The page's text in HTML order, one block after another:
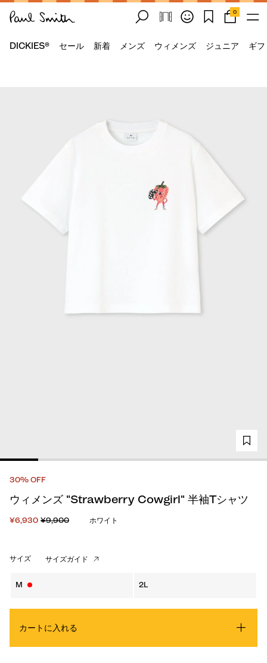
0
DICKIES® セール 新着 メンズ ウィメンズ ジュニア ギ
30% OFF
ウィメンズ "Strawberry Cowgirl" 半袖Tシャツ
¥6,930 ¥9,900 ホワイト
サイズ サイズガイド
M 2L
カートに入れる